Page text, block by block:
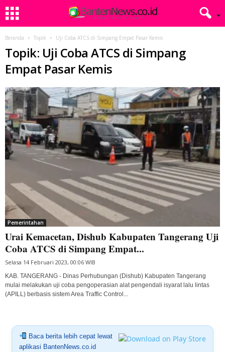
Beranda Topik Uji Coba ATCS di Simpang Empat Pasar Kemis
Topik: Uji Coba ATCS di Simpang
Empat Pasar Kemis
Pemerintahan
Urai Kemacetan, Dishub Kabupaten Tangerang Uji
Coba ATCS di Simpang Empat...
Selasa 14 Februari 2023, 00:06 WIB
KAB. TANGERANG - Dinas Perhubungan (Dishub) Kabupaten Tangerang
mulai melakukan uji coba pengoperasian alat pengendali isyarat lalu lintas
(APILL) berbasis sistem Area Traffic Control...
Baca berita lebih cepat lewat
aplikasi BantenNews.co.id